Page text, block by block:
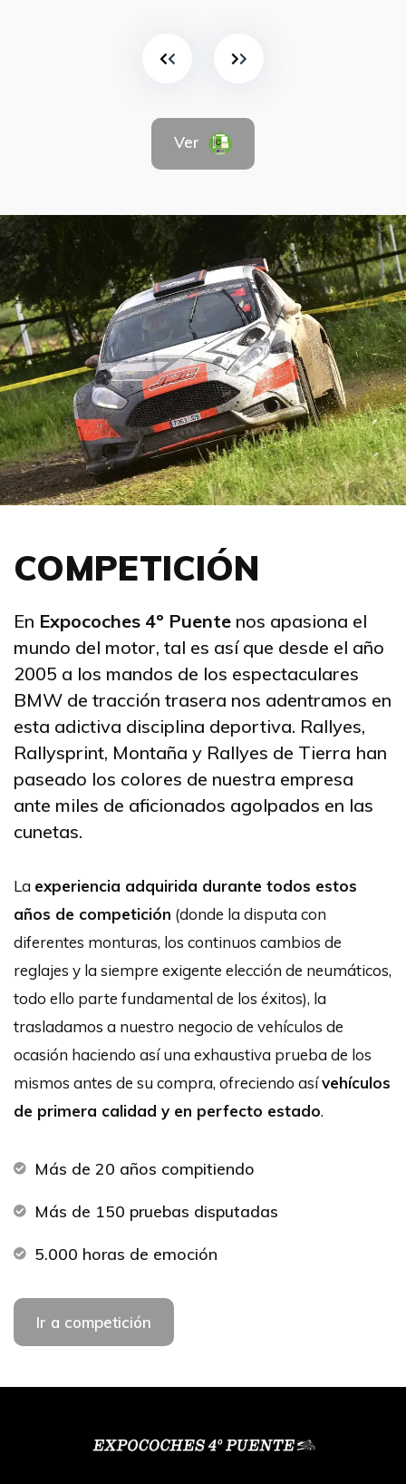
Ver
COMPETICIÓN
En Expocoches 4º Puente nos apasiona el
mundo del motor, tal es así que desde el año
2005 a los mandos de los espectaculares
BMW de tracción trasera nos adentramos en
esta adictiva disciplina deportiva. Rallyes,
Rallysprint, Montaña y Rallyes de Tierra han
paseado los colores de nuestra empresa
ante miles de aficionados agolpados en las
cunetas.
La experiencia adquirida durante todos estos
años de competición (donde la disputa con
diferentes monturas, los continuos cambios de
reglajes y la siempre exigente elección de neumáticos,
todo ello parte fundamental de los éxitos), la
trasladamos a nuestro negocio de vehículos de
ocasión haciendo así una exhaustiva prueba de los
mismos antes de su compra, ofreciendo asívehículos
de primera calidad y en perfecto estado.
Más de 20 años compitiendo
Más de 150 pruebas disputadas
5.000 horas de emoción
Ir a competición